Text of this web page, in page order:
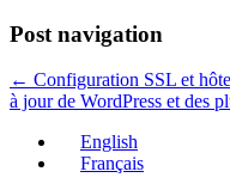
Post navigation
← Configuration SSL et
à jour de WordPress et des
English
Français